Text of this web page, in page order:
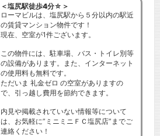
＜塩尻駅徒歩4分☆＞
ローマビルは、塩尻駅から５分以内の駅近
の賃貸マンション物件です！
現在、空室が1件ございます。
この物件には、駐車場、バス・トイレ別等
の設備があります。また、インターネット
の使用料も無料です。
ただいま 礼金ゼロ の空室がありますの
で、引っ越し費用を節約できます。
内見や掲載されていない情報等について
は、お気軽に”ミニミニＦＣ塩尻店”までご
連絡ください！